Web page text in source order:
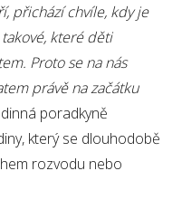
přichází chvíle, kdy je
které děti
Proto se na nás
právě na začátku
poradkyně
který se dlouhodobě
rozvodu nebo